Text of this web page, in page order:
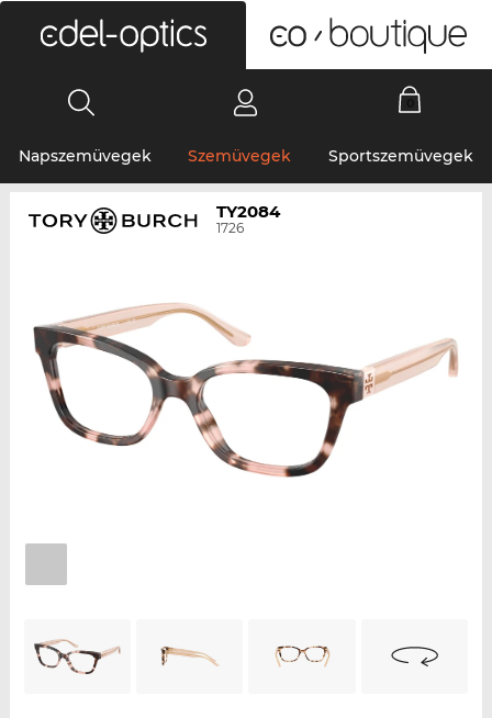
Napszemüvegek Szemüvegek Sportszemüvegek
TY2084
1726